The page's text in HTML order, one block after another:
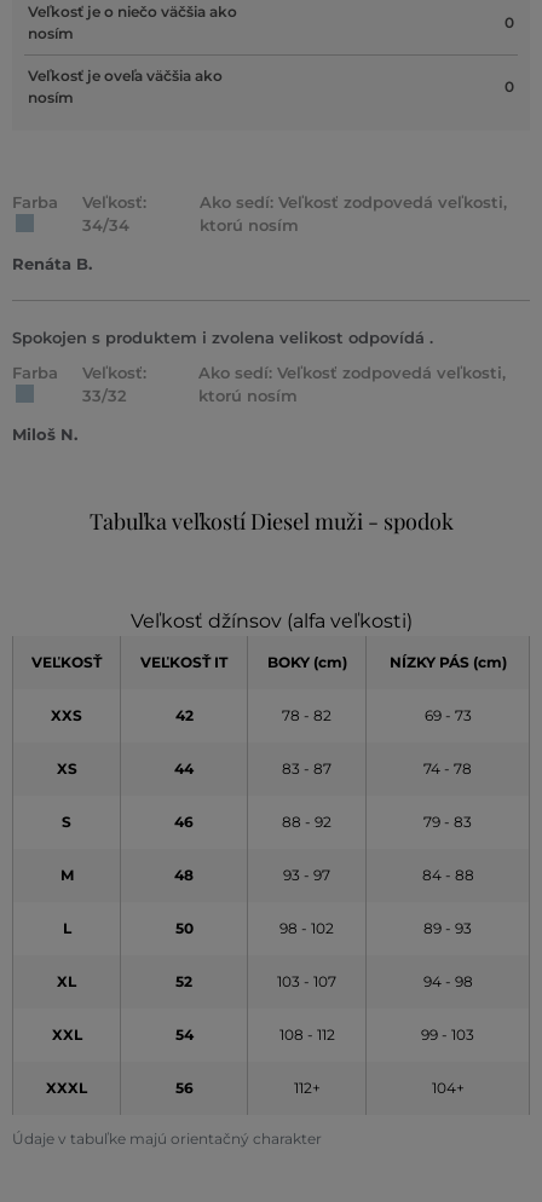
Veľkosť je o niečo väčšia ako
nosím
0
Veľkosť je oveľa väčšia ako
nosím
0
Farba
Veľkosť:
34/34
Ako sedí: Veľkosť zodpovedá veľkosti,
ktorú nosím
Renáta B.
Spokojen s produktem i zvolena velikost odpovídá .
Farba
Veľkosť:
33/32
Ako sedí: Veľkosť zodpovedá veľkosti,
ktorú nosím
Miloš N.
Tabuľka veľkostí Diesel muži - spodok
Veľkosť džínsov (alfa veľkosti)
Údaje v tabuľke majú orientačný charakter
VEĽKOSŤ VEĽKOSŤ IT BOKY (cm) NÍZKY PÁS (cm)
XXS 42 78 - 82 69 - 73
XS 44 83 - 87 74 - 78
S 46 88 - 92 79 - 83
M 48 93 - 97 84 - 88
L 50 98 - 102 89 - 93
XL 52 103 - 107 94 - 98
XXL 54 108 - 112 99 - 103
XXXL 56 112+ 104+